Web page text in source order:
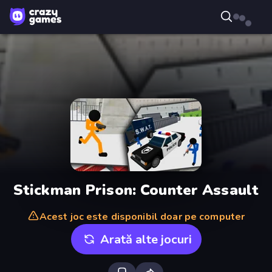
Stickman Prison: Counter Assault
Acest joc este disponibil doar pe computer
Arată alte jocuri